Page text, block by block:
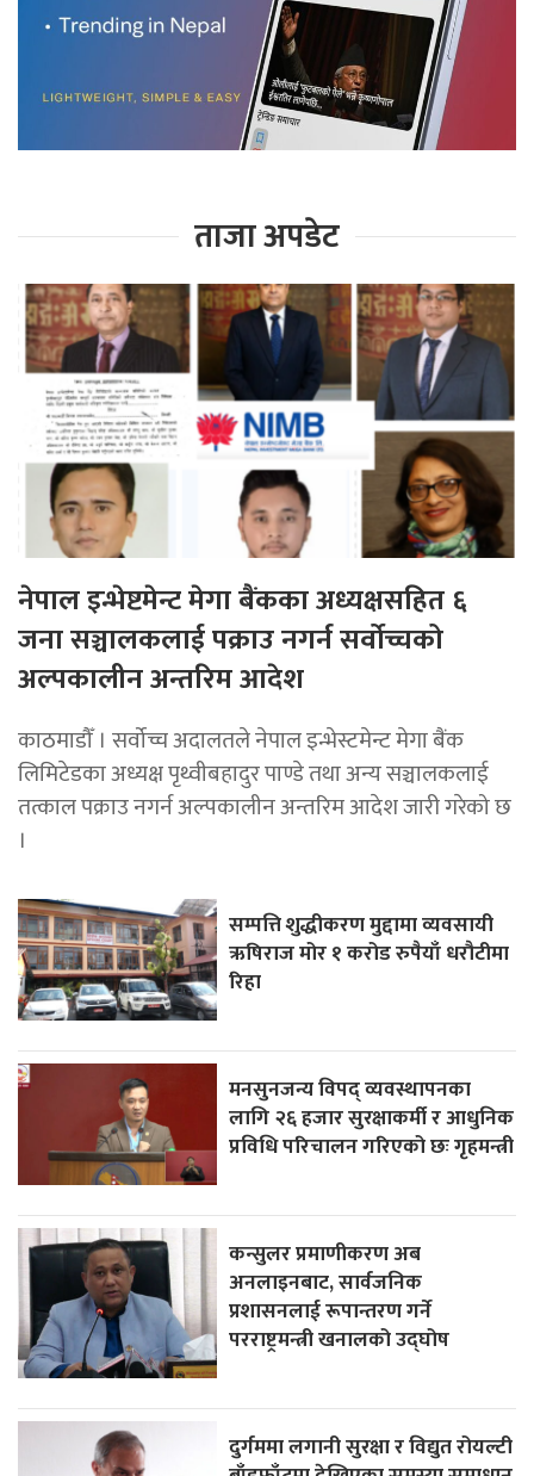
ताजा अपडेट
नेपाल इन्भेष्टमेन्ट मेगा बैंकका अध्यक्षसहित ६
जना सञ्चालकलाई पक्राउ नगर्न सर्वोच्चको
अल्पकालीन अन्तरिम आदेश
काठमाडौँ । सर्वोच्च अदालतले नेपाल इन्भेस्टमेन्ट मेगा बैंक
लिमिटेडका अध्यक्ष पृथ्वीबहादुर पाण्डे तथा अन्य सञ्चालकलाई
तत्काल पक्राउ नगर्न अल्पकालीन अन्तरिम आदेश जारी गरेको छ
।
सम्पत्ति शुद्धीकरण मुद्दामा व्यवसायी
ऋषिराज मोर १ करोड रुपैयाँ धरौटीमा
रिहा
मनसुनजन्य विपद् व्यवस्थापनका
लागि २६ हजार सुरक्षाकर्मी र आधुनिक
प्रविधि परिचालन गरिएको छः गृहमन्त्री
कन्सुलर प्रमाणीकरण अब
अनलाइनबाट, सार्वजनिक
प्रशासनलाई रूपान्तरण गर्ने
परराष्ट्रमन्त्री खनालको उद्घोष
दुर्गममा लगानी सुरक्षा र विद्युत रोयल्टी